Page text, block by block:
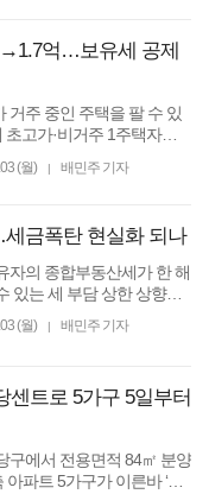
→1.7억…보유세 공제
거주 중인 주택을 팔 수 있
고가·비거주 1주택자의
는 완화하되, 고가 주택
(월) | 배민주 기자
금폭탄 현실화 되나
자의 종합부동산세가 한 해
있는 세 부담 상한 상향안
는 200% 이상으로 높이는
(월) 배민주 기자
센트로 5가구 5일부터
구에서 전용면적 84㎡ 분양
파트 5가구가 이른바 ‘줍